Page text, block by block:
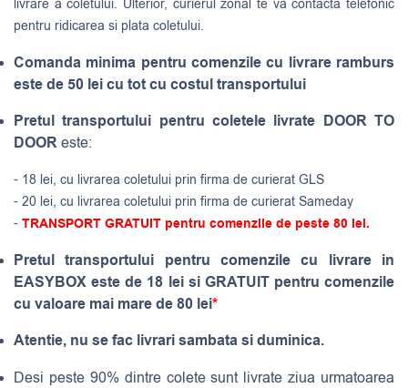
livrare a coletului. Ulterior, curierul zonal te va contacta telefonic
pentru ridicarea si plata coletului.
Comanda minima pentru comenzile cu livrare ramburs
este de 50 lei cu tot cu costul transportului
Pretul transportului pentru coletele livrate DOOR TO
DOOReste:
- 18 lei, cu livrarea coletului prin firma de curierat GLS
- 20 lei, cu livrarea coletului prin firma de curierat Sameday
- TRANSPORT GRATUIT pentru comenzile de peste 80 lei.
Pretul transportului pentru comenzile cu livrare in
EASYBOX este de 18 lei si GRATUIT pentru comenzile
cu valoare mai mare de 80 lei*
Atentie, nu se fac livrari sambata si duminica.
Desi peste 90% dintre colete sunt livrate ziua urmatoarea